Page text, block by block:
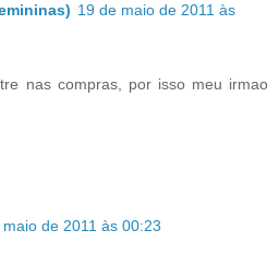
19 de maio de 2011 às
nas compras, por isso meu irmao
maio de 2011 às 00:23